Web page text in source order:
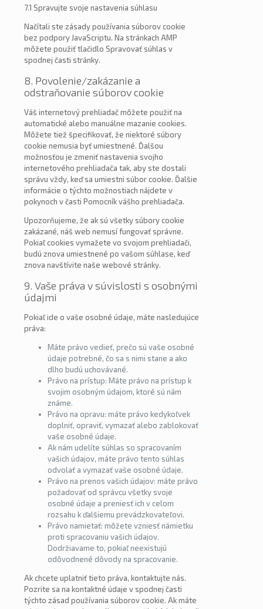
7.1 Spravujte svoje nastavenia súhlasu
Načítali ste zásady používania súborov cookie
bez podpory JavaScriptu. Na stránkach AMP
môžete použiť tlačidlo Spravovať súhlas v
spodnej časti stránky.
8. Povolenie/zakázanie a
odstraňovanie súborov cookie
Váš internetový prehliadač môžete použiť na
automatické alebo manuálne mazanie cookies.
Môžete tiež špecifikovať, že niektoré súbory
cookie nemusia byť umiestnené. Ďalšou
možnosťou je zmeniť nastavenia svojho
internetového prehliadača tak, aby ste dostali
správu vždy, keď sa umiestni súbor cookie. Ďalšie
informácie o týchto možnostiach nájdete v
pokynoch v časti Pomocník vášho prehliadača.
Upozorňujeme, že ak sú všetky súbory cookie
zakázané, náš web nemusí fungovať správne.
Pokiaľ cookies vymažete vo svojom prehliadači,
budú znova umiestnené po vašom súhlase, keď
znova navštívite naše webové stránky.
9. Vaše práva v súvislosti s osobnými
údajmi
Pokiaľ ide o vaše osobné údaje, máte nasledujúce
práva:
Máte právo vedieť, prečo sú vaše osobné
údaje potrebné, čo sa s nimi stane a ako
dlho budú uchovávané.
Právo na prístup: Máte právo na prístup k
svojim osobným údajom, ktoré sú nám
známe.
Právo na opravu: máte právo kedykoľvek
doplniť, opraviť, vymazať alebo zablokovať
vaše osobné údaje.
Ak nám udelíte súhlas so spracovaním
vašich údajov, máte právo tento súhlas
odvolať a vymazať vaše osobné údaje.
Právo na prenos vašich údajov: máte právo
požadovať od správcu všetky svoje
osobné údaje a preniesť ich v celom
rozsahu k ďalšiemu prevádzkovateľovi.
Právo namietať: môžete vzniesť námietku
proti spracovaniu vašich údajov.
Dodržiavame to, pokiaľ neexistujú
odôvodnené dôvody na spracovanie.
Ak chcete uplatniť tieto práva, kontaktujte nás.
Pozrite sa na kontaktné údaje v spodnej časti
týchto zásad používania súborov cookie. Ak máte